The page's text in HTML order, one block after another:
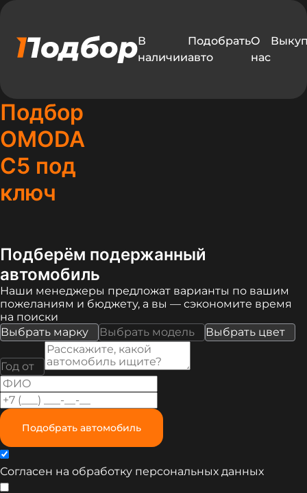
В
наличии
Подобрать
авто
О
нас
Подбор
OMODA
C5 под
ключ
Подберём подержанный
автомобиль
Наши менеджеры предложат варианты по вашим
пожеланиям и бюджету, а вы — сэкономите время
на поиски
Выбрать марку
Выбрать модель Выбрать цвет
Год от
Подобрать автомобиль
Согласен на обработку персональных данных